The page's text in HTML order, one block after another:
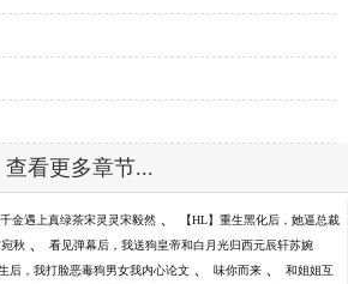
查看更多章节...
金遇上真绿茶宋灵灵宋毅然 、 【HL】重生黑化后，她逼总裁
秋 、 看见弹幕后，我送狗皇帝和白月光归西元辰轩苏婉
后，我打脸恶毒狗男女我内心论文 、 味你而来 、 和姐姐互